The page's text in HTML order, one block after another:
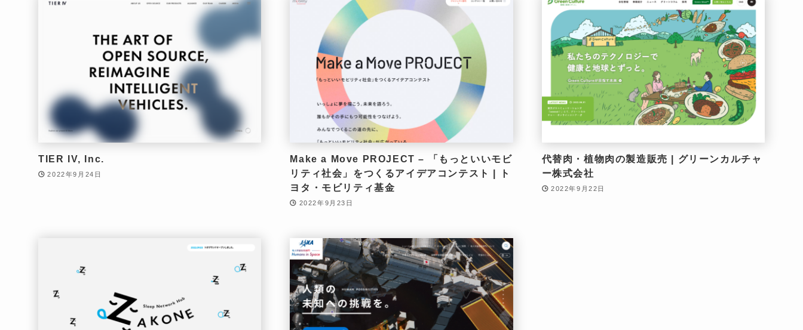
TIER IV, Inc.
2022年9月24日
Make a Move PROJECT – 「もっといいモビ
リティ社会」をつくるアイデアコンテスト | ト
ヨタ・モビリティ基金
2022年9月23日
代替肉・植物肉の製造販売 | グリーンカルチャ
ー株式会社
2022年9月22日